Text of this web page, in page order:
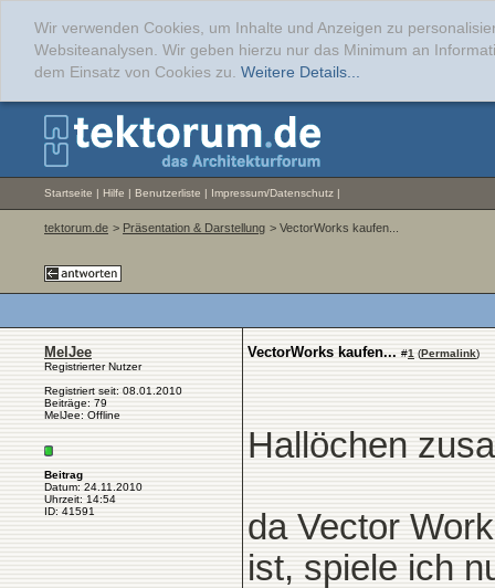
Wir verwenden Cookies, um Inhalte und Anzeigen zu
Websiteanalysen. Wir geben hierzu nur das Minimum an
dem Einsatz von Cookies zu. Weitere Details...
Startseite | Hilfe | Benutzerliste | Impressum/Datenschutz |
tektorum.de > Präsentation & Darstellung > VectorWorks kaufen...
MelJee
Registrierter Nutzer
Registriert seit: 08.01.2010
Beiträge: 79
MelJee: Offline
Beitrag
Datum: 24.11.2010
Uhrzeit: 14:54
ID: 41591
VectorWorks kaufen... #1 (Permalink)
Hallöchen
da Vector
ist, spiele ich